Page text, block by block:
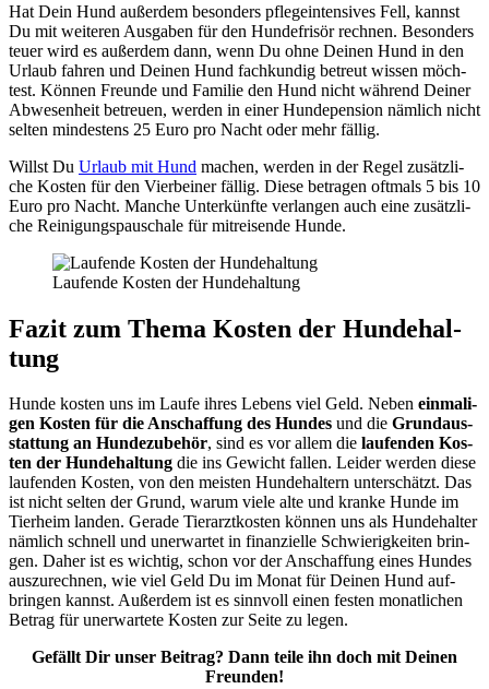
Hat Dein Hund außer­dem beson­ders pfle­ge­inten­si­ves Fell, kannst
Du mit wei­te­ren Aus­ga­ben für den Hun­de­fri­sör rech­nen. Beson­ders
teu­er wird es außer­dem dann, wenn Du ohne Dei­nen Hund in den
Urlaub fah­ren und Dei­nen Hund fach­kun­dig betreut wis­sen möch­
test. Kön­nen Freun­de und Fami­lie den Hund nicht wäh­rend Dei­ner
Abwe­sen­heit betreu­en, wer­den in einer Hun­de­pen­si­on näm­lich nicht
sel­ten min­des­tens 25 Euro pro Nacht oder mehr fäl­lig.
Willst Du Urlaub mit Hund machen, wer­den in der Regel zusätz­li­
che Kos­ten für den Vier­bei­ner fäl­lig. Die­se betra­gen oft­mals 5 bis 10
Euro pro Nacht. Man­che Unter­künf­te ver­lan­gen auch eine zusätz­li­
che Rei­ni­gungs­pau­scha­le für mit­rei­sen­de Hun­de.
Lau­fen­de Kos­ten der Hun­de­hal­tung
Fazit zum The­ma Kos­ten der Hun­de­hal­
tung
Hun­de kos­ten uns im Lau­fe ihres Lebens viel Geld. Neben ein­ma­li­
gen Kos­ten für die Anschaf­fung des Hun­des und die Grund­aus­
stat­tung an Hun­de­zu­be­hör, sind es vor allem die lau­fen­den Kos­
ten der Hun­de­hal­tung die ins Gewicht fal­len. Lei­der wer­den die­se
lau­fen­den Kos­ten, von den meis­ten Hun­de­hal­tern unter­schätzt. Das
ist nicht sel­ten der Grund, war­um vie­le alte und kran­ke Hun­de im
Tier­heim lan­den. Gera­de Tier­arzt­kos­ten kön­nen uns als Hun­de­hal­ter
näm­lich schnell und uner­war­tet in finan­zi­el­le Schwie­rig­kei­ten brin­
gen. Daher ist es wich­tig, schon vor der Anschaf­fung eines Hun­des
aus­zu­rech­nen, wie viel Geld Du im Monat für Dei­nen Hund auf­
brin­gen kannst. Außer­dem ist es sinn­voll einen fes­ten monat­li­chen
Betrag für uner­war­te­te Kos­ten zur Sei­te zu legen.
Gefällt Dir unser Bei­trag? Dann tei­le ihn doch mit Dei­nen
Freun­den!